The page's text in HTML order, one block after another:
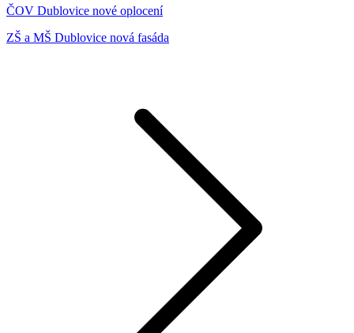
ČOV Dublovice nové oplocení
ZŠ a MŠ Dublovice nová fasáda